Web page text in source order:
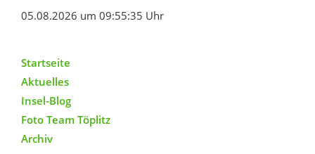
05.08.2026 um 09:55:35 Uhr
Startseite
Aktuelles
Insel-Blog
Foto Team Töplitz
Archiv